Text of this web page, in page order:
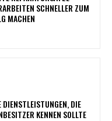
SCHNELLER ZUM
MACHEN
DIE
KENNEN SOLLTE